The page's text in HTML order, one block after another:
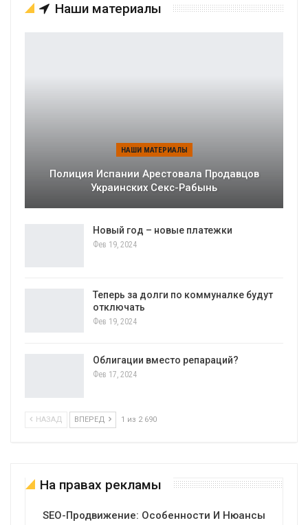
Наши материалы
НАШИ МАТЕРИАЛЫ
Полиция Испании Арестовала Продавцов
Украинских Секс-Рабынь
Новый год – новые платежки
Фев 19, 2024
Теперь за долги по коммуналке будут
отключать
Фев 19, 2024
Облигации вместо репараций?
Фев 17, 2024
НАЗАД ВПЕРЕД 1 из 2 690
На правах рекламы
SEO-Продвижение: Особенности И Нюансы